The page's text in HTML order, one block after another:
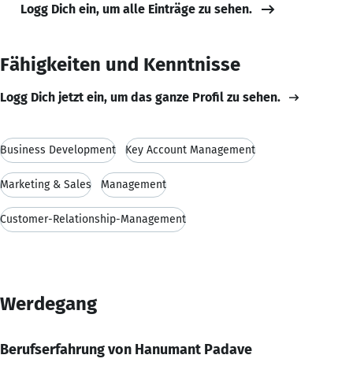
Logg Dich ein, um alle Einträge zu sehen.
Fähigkeiten und Kenntnisse
Logg Dich jetzt ein, um das ganze Profil zu sehen.
Business Development Key Account Management
Marketing & Sales Management
Customer-Relationship-Management
Werdegang
Berufserfahrung von Hanumant Padave